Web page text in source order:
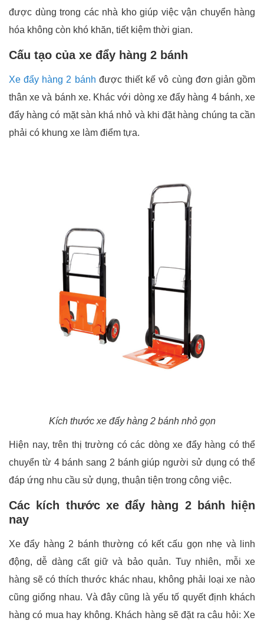
được dùng trong các nhà kho giúp việc vận chuyển hàng
hóa không còn khó khăn, tiết kiệm thời gian.
Cấu tạo của xe đẩy hàng 2 bánh
Xe đẩy hàng 2 bánh được thiết kế vô cùng đơn giản gồm
thân xe và bánh xe. Khác với dòng xe đẩy hàng 4 bánh, xe
đẩy hàng có mặt sàn khá nhỏ và khi đặt hàng chúng ta cần
phải có khung xe làm điểm tựa.
Kích thước xe đẩy hàng 2 bánh nhỏ gọn
Hiện nay, trên thị trường có các dòng xe đẩy hàng có thể
chuyển từ 4 bánh sang 2 bánh giúp người sử dụng có thể
đáp ứng nhu cầu sử dụng, thuận tiện trong công việc.
Các kích thước xe đẩy hàng 2 bánh hiện
nay
Xe đẩy hàng 2 bánh thường có kết cấu gọn nhẹ và linh
động, dễ dàng cất giữ và bảo quản. Tuy nhiên, mỗi xe
hàng sẽ có thích thước khác nhau, không phải loại xe nào
cũng giống nhau. Và đây cũng là yếu tố quyết định khách
hàng có mua hay không. Khách hàng sẽ đặt ra câu hỏi: Xe